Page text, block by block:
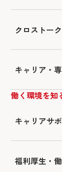
クロストーク
キャリア・
働く環境を知
キャリアサ
福利厚生・